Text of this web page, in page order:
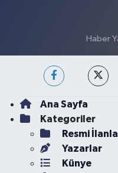
Haber
Ana Sayfa
Kategoriler
Resmi
Yazarlar
Künye